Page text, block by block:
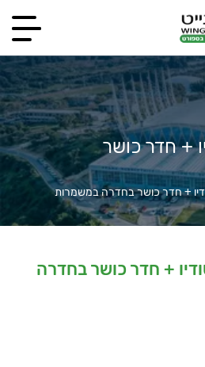
+ חדר כושר
+ חדר כושר בחדרה במשמרות
+ חדר כושר בחדרה